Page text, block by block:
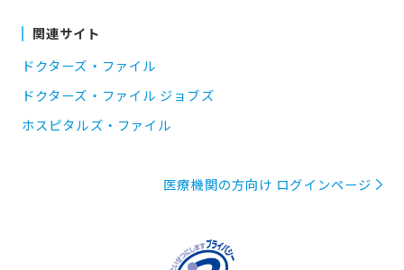
関連サイト
ドクターズ・ファイル
ドクターズ・ファイル ジョブズ
ホスピタルズ・ファイル
医療機関の方向け ログインページ